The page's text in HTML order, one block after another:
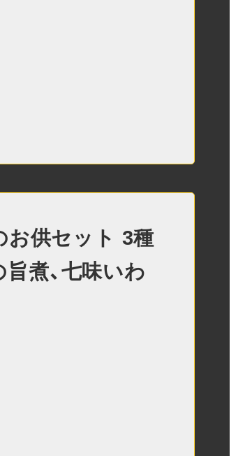
お供セット 3種
煮、七味いわ